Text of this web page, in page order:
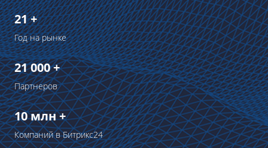
21 +
Год на рынке
21 000 +
Партнеров
10 млн +
Компаний в Битрикс24